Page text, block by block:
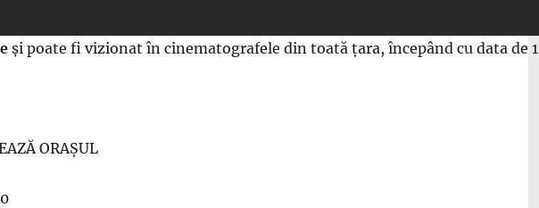
și poate fi vizionat în cinematografele din toată țara, începând cu data de
ORAȘUL